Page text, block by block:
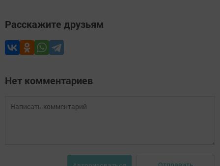
Расскажите друзьям
Нет комментариев